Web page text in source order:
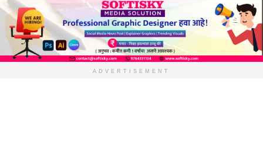
ADVERTISEMENT